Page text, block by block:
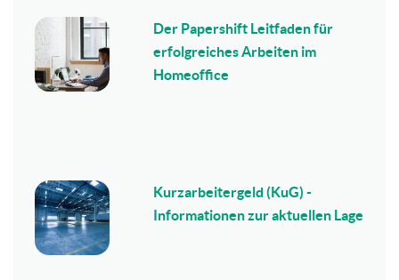
Der Papershift Leitfaden für
erfolgreiches Arbeiten im
Homeoffice
Kurzarbeitergeld (KuG) -
Informationen zur aktuellen Lage